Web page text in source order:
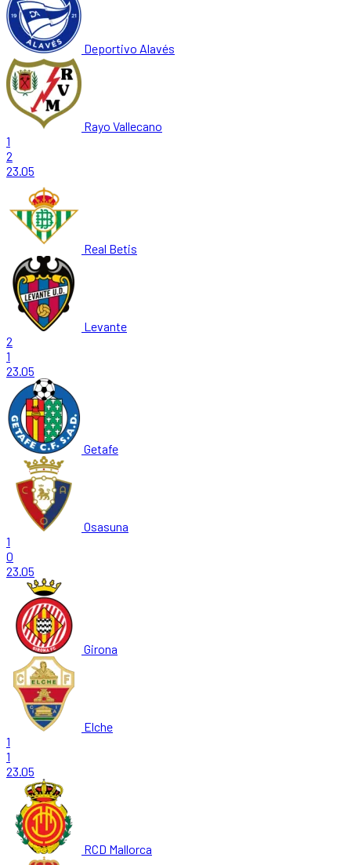
Deportivo Alavés
Rayo Vallecano
1
2
23.05
Real Betis
Levante
2
1
23.05
Getafe
Osasuna
1
0
23.05
Girona
Elche
1
1
23.05
RCD Mallorca